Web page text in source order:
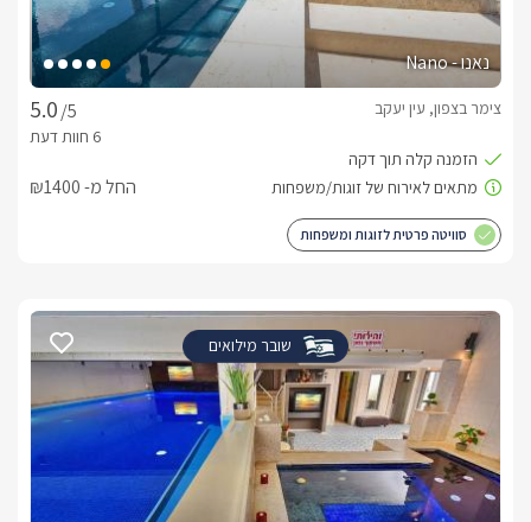
נאנו - Nano
/5
צימר בצפון, עין יעקב
החל מ- ₪1400
סוויטה פרטית לזוגות ומשפחות
שובר מילואים